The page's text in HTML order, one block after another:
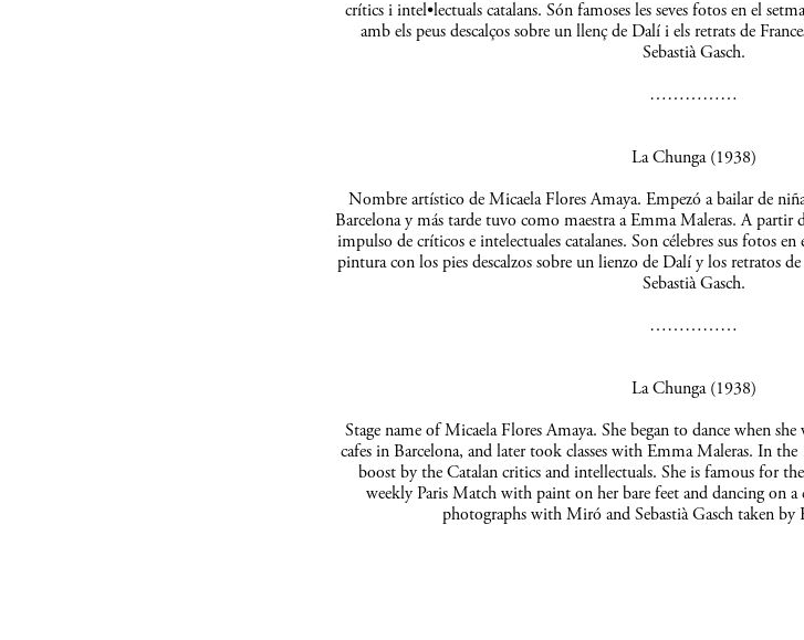
crítics i intel•lectuals catalans. Són famoses les seves fotos en el
amb els peus descalços sobre un llenç de Dalí i els retrats de
Sebastià Gasch.
……………
La Chunga (1938)
Nombre artístico de Micaela Flores Amaya. Empezó a bailar de niña
Barcelona y más tarde tuvo como maestra a Emma Maleras. A partir
impulso de críticos e intelectuales catalanes. Son célebres sus fotos
pintura con los pies descalzos sobre un lienzo de Dalí y los retratos
Sebastià Gasch.
……………
La Chunga (1938)
Stage name of Micaela Flores Amaya. She began to dance when
cafes in Barcelona, and later took classes with Emma Maleras. In
boost by the Catalan critics and intellectuals. She is famous for
weekly Paris Match with paint on her bare feet and dancing on
photographs with Miró and Sebastià Gasch taken by